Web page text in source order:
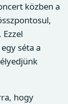
közben a
séta a
hogy